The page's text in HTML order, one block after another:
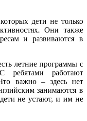
дети не только
Они также
и развиваются в
летние программы с
ребятами работают
важно – здесь нет
занимаются в
не устают, и им не